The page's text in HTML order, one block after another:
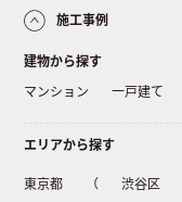
施工事例
建物から探す
マンション
一戸建て
エリアから探す
東京都 （ 渋谷区